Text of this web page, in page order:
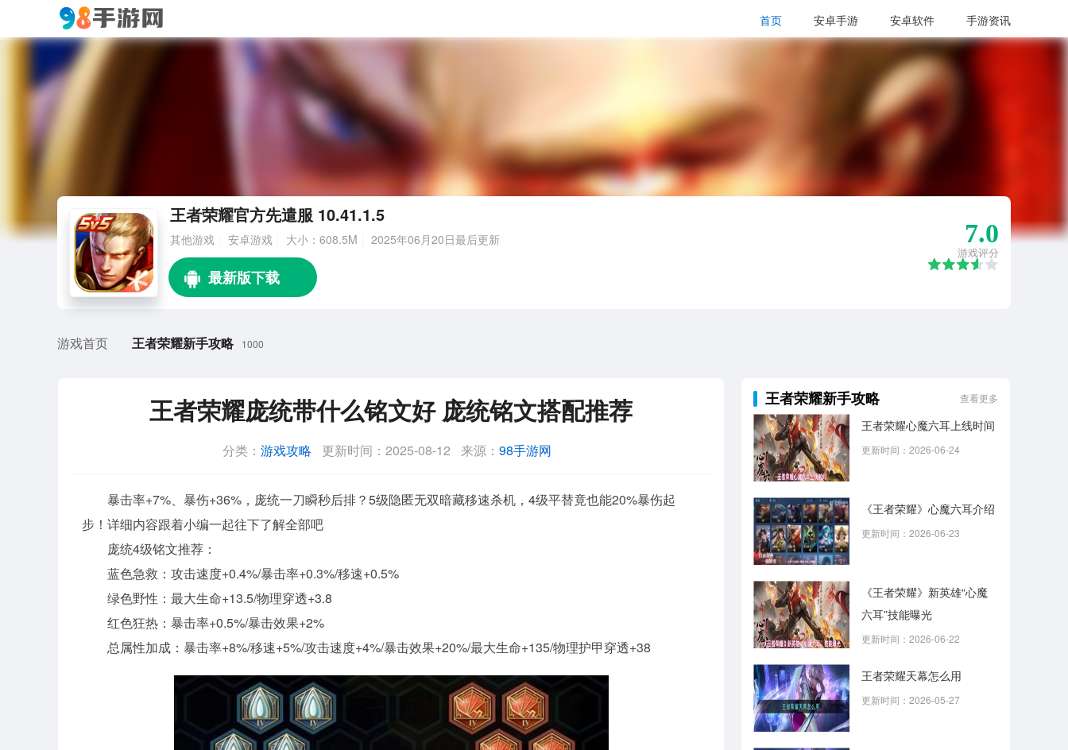
首页 安卓手游 安卓软件 手游资讯
王者荣耀官方先遣服 10.41.1.5
其他游戏 安卓游戏 大小：608.5M 2025年06月20日最后更新 7.0
游戏评分
游戏首页 王者荣耀新手攻略 1000
王者荣耀庞统带什么铭文好 庞统铭文搭配推荐
分类： 游戏攻略 更新时间：2025-08-12 来源： 98手游网
暴击率+7%、暴伤+36%，庞统一刀瞬秒后排？5级隐匿无双暗藏移速杀机，4级平替竟也能20%暴伤起
步！详细内容跟着小编一起往下了解全部吧
庞统4级铭文推荐：
蓝色急救：攻击速度+0.4%/暴击率+0.3%/移速+0.5%
绿色野性：最大生命+13.5/物理穿透+3.8
红色狂热：暴击率+0.5%/暴击效果+2%
总属性加成：暴击率+8%/移速+5%/攻击速度+4%/暴击效果+20%/最大生命+135/物理护甲穿透+38
王者荣耀新手攻略 查看更多
王者荣耀心魔六耳上线时间
更新时间：2026-06-24
《王者荣耀》心魔六耳介绍
更新时间：2026-06-23
《王者荣耀》新英雄“心魔
六耳”技能曝光
更新时间：2026-06-22
王者荣耀天幕怎么用
更新时间：2026-05-27